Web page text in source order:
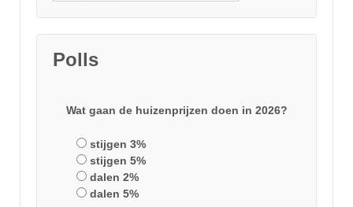
Polls
Wat gaan de huizenprijzen doen in 2026?
stijgen 3%
stijgen 5%
dalen 2%
dalen 5%